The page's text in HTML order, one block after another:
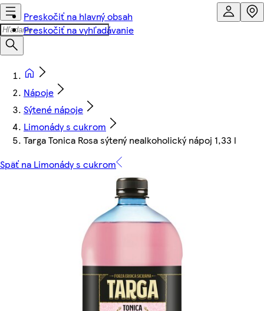
Preskočiť na hlavný obsah
Preskočiť na vyhľadávanie
Nápoje
Sýtené nápoje
Limonády s cukrom
Targa Tonica Rosa sýtený nealkoholický nápoj 1,33 l
Späť na Limonády s cukrom